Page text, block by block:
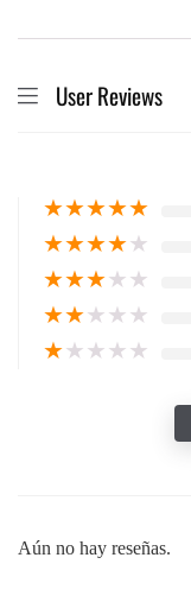
User Reviews
★★★★★
★★★★★
★★★★★
★★★★★
★★★★★
Aún no hay reseñas.